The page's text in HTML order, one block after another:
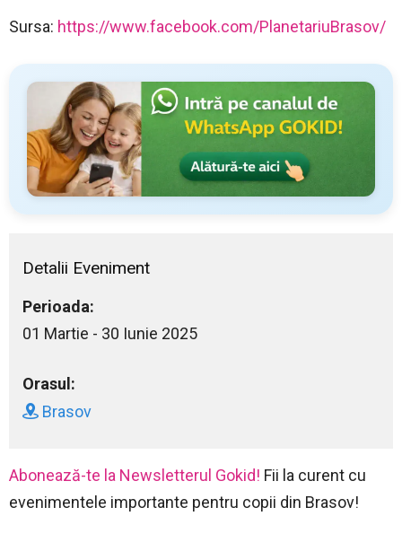
Sursa: https://www.facebook.com/PlanetariuBrasov/
Detalii Eveniment
Perioada:
01 Martie - 30 Iunie 2025
Orasul:
Brasov
Abonează-te la Newsletterul Gokid! Fii la curent cu
evenimentele importante pentru copii din Brasov!